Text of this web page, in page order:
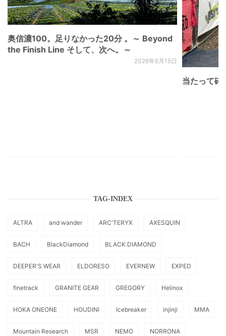
奥信濃100。足りなかった20分 。～ Beyond
the Finish Line そして、次へ。～
2026年6月15日
当たって砕
TAG-INDEX
ALTRA and wander ARC'TERYX AXESQUIN
BACH BlackDiamond BLACK DIAMOND
DEEPER'S WEAR ELDORESO EVERNEW EXPED
finetrack GRANITE GEAR GREGORY Helinox
HOKA ONEONE HOUDINI Icebreaker injinji MMA
Mountain Research MSR NEMO NORRONA